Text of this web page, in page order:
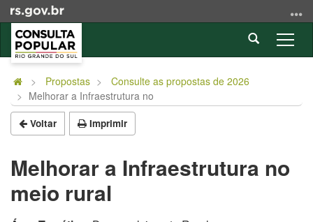
para
conteúdo
para
menu
para
busca
a
Abrir
a
Início
conteúdo
Propostas
Consulte as propostas de 2026
Melhorar a Infraestrutura no
Voltar Imprimir
Melhorar a Infraestrutura no
meio rural